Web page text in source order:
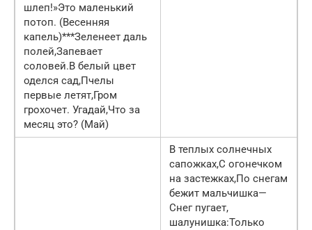
шлеп!»Это маленький
потоп. (Весенняя
капель)***Зеленеет даль
полей,Запевает
соловей.В белый цвет
оделся сад,Пчелы
первые летят,Гром
грохочет. Угадай,Что за
месяц это? (Май)
В теплых солнечных
сапожках,С огонечком
на застежках,По снегам
бежит мальчишка—
Снег пугает,
шалунишка:Только